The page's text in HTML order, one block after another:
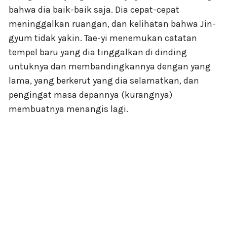
bahwa dia baik-baik saja. Dia cepat-cepat
meninggalkan ruangan, dan kelihatan bahwa Jin-
gyum tidak yakin. Tae-yi menemukan catatan
tempel baru yang dia tinggalkan di dinding
untuknya dan membandingkannya dengan yang
lama, yang berkerut yang dia selamatkan, dan
pengingat masa depannya (kurangnya)
membuatnya menangis lagi.